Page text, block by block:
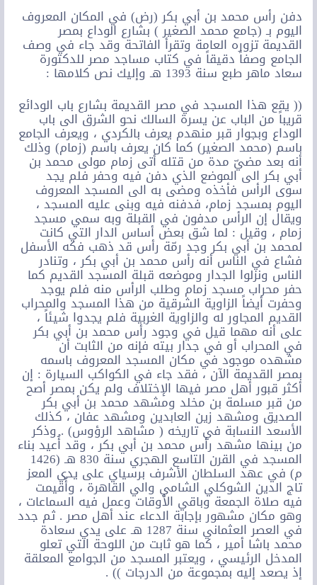
دفن رأس محمد بن أبي بكر (رض) في المكان المعروف
اليوم بـ (جامع محمد الصغير ) بشارع الوداع بمصر
القديمة تزوره العامة وتقرأ الفاتحة وقد جاء في وصف
الجامع وصفاً دقيقاً في كتاب مساجد مصر للدكتورة
سعاد ماهر طبع سنة 1393 هـ وإليك نص كلامها :
(( يقع هذا المسجد في مصر القديمة بشارع باب الودائع
قريباً من الباب عن يسرة السالك نحو الشرق الى باب
الوداع وبجوار قبر منهدم يعرف بالكردي ، ويعرف الجامع
باسم (محمد الصغير) كما كان يعرف باسم (زمام) وذلك
أنه بعد مضيّ مدة من قتله أتى زمام مولى محمد بن
أبي بكر الى الموضع الذي دفن فيه وحفر فلم يجد
سوى الرأس فأخذه ومضى به الى المسجد المعروف
اليوم بمسجد زمام، فدفنه فيه وبنى عليه المسجد ،
ويقال إن الرأس مدفون في القبلة وبه سمي مسجد
زمام ، وقيل : لما شق بعض أساس الدار التي كانت
لمحمد بن أبي بكر وجد رمّة رأس قد ذهب فكه الأسفل
فشاع في الناس أنه رأس محمد بن أبي بكر ، وتنادر
الناس ونزلوا الجدار وموضعه قبلة المسجد القديم كما
حفر محراب مسجد زمام وطلب الرأس منه فلم يوجد
وحفرت أيضاً الزاوية الشرقية من هذا المسجد والمحراب
القديم المجاور له والزاوية الغربية فلم يجدوا شيئاً ،
على أنه مهما قيل في وجود رأس محمد بن أبي بكر
في المحراب أو في جدار بيته فإنه من الثابت أن
مشهده موجود في مكان المسجد المعروف باسمه
بمصر القديمة الآن ، فقد جاء في الكواكب السيارة : إن
أكثر قبور أهل مصر فيها الإختلاف ولم يكن بمصر أصح
من قبر مسلمة بن مخلد ومشهد محمد بن أبي بكر
الصديق ومشهد زين العابدين ومشهد عفان ، كذلك
الأسعد النسابة في تاريخه ( مشاهد الرؤوس) . وذكر
من بينها مشهد رأس محمد بن أبي بكر ، وقد أُعيد بناء
المسجد في القرن التاسع الهجري سنة 830 هـ (1426
م) في عهد السلطان الأشرف برسياي على يدي المعز
تاج الدين الشوكلي الشامي والي القاهرة ، وأُقيمت
فيه صلاة الجمعة وباقي الأوقات وعمل فيه السماعات ،
وهو مكان مشهور بإجابة الدعاء عند أهل مصر . ثم جدد
في العصر العثماني سنة 1287 هـ على يدي سعادة
محمد باشا أمير ، كما هو ثابت من اللوحة التي تعلو
المدخل الرئيسي ، ويعتبر المسجد من الجوامع المعلقة
إذ يصعد إليه بمجموعة من الدرجات )) .